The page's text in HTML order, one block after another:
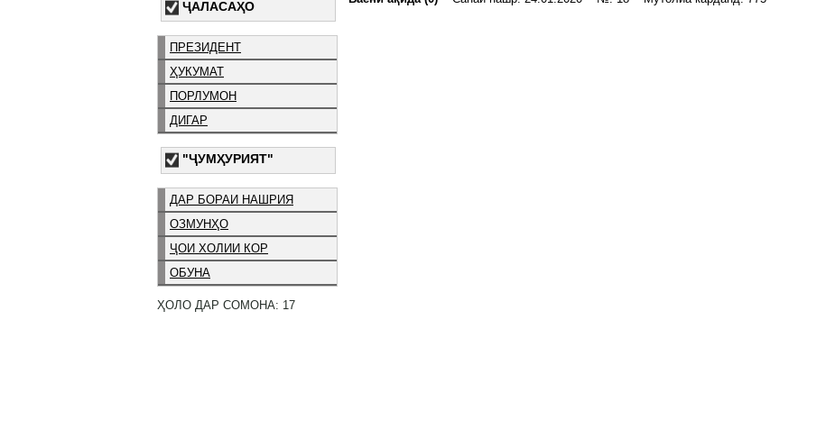
ҶАЛАСАҲО
ПРЕЗИДЕНТ
ҲУКУМАТ
ПОРЛУМОН
ДИГАР
"ҶУМҲУРИЯТ"
ДАР БОРАИ НАШРИЯ
ОЗМУНҲО
ҶОИ ХОЛИИ КОР
ОБУНА
ҲОЛО ДАР СОМОНА: 17